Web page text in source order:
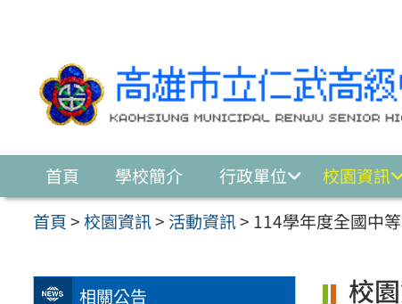
首頁 學校簡介 行政單位 校園資訊
首頁>校園資訊> 活動資訊> 114學年度全國中
相關公告 校